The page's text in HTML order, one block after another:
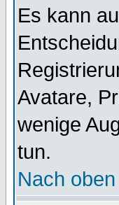
Es kann
Avatare,
wenige
tun.
Nach oben